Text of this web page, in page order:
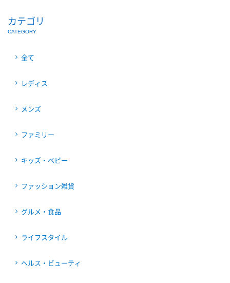
カテゴリ
CATEGORY
全て
レディス
メンズ
ファミリー
キッズ・ベビー
ファッション雑貨
グルメ・食品
ライフスタイル
ヘルス・ビューティ